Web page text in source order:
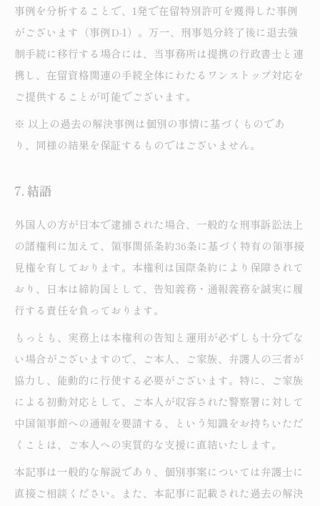
事例を分析することで、1発で在留特別許可を獲得した事例
がございます（事例D-1）。万一、刑事処分終了後に退去強
制手続に移行する場合には、当事務所は提携の行政書士と連
携し、在留資格関連の手続全体にわたるワンストップ対応を
ご提供することが可能でございます。
※ 以上の過去の解決事例は個別の事情に基づくものであ
り、同様の結果を保証するものではございません。
7. 結語
外国人の方が日本で逮捕された場合、一般的な刑事訴訟法上
の諸権利に加えて、領事関係条約36条に基づく特有の領事接
見権を有しております。本権利は国際条約により保障されて
おり、日本は締約国として、告知義務・通報義務を誠実に履
行する責任を負っております。
もっとも、実務上は本権利の告知と運用が必ずしも十分でな
い場合がございますので、ご本人、ご家族、弁護人の三者が
協力し、能動的に行使する必要がございます。特に、ご家族
による初動対応として、ご本人が収容された警察署に対して
中国領事館への通報を要請する、という知識をお持ちいただ
くことは、ご本人への実質的な支援に直結いたします。
本記事は一般的な解説であり、個別事案については弁護士に
直接ご相談ください。また、本記事に記載された過去の解決